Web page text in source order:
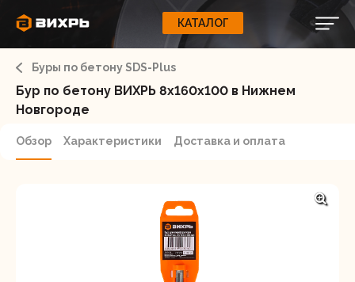
КАТАЛОГ
КАТАЛОГ
Вход Регистрация
О бренде
Блог
Свернуть
ЭЛЕКТРОИНСТРУМЕНТЫ
ИНСТРУМЕНТ
СЕЛЬХОЗТЕХНИКА
Буры по бетону SDS-Plus
Бур по бетону ВИХРЬ 8x160x100 в Нижнем
Новгороде
Обзор Характеристики Доставка и оплата
ВАШ ЗАКАЗ
Корзина
Ваша корзина пуста.